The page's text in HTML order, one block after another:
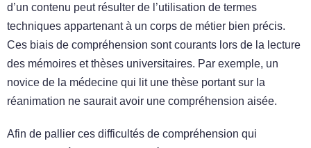
d’un contenu peut résulter de l’utilisation de termes
techniques appartenant à un corps de métier bien précis.
Ces biais de compréhension sont courants lors de la lecture
des mémoires et thèses universitaires. Par exemple, un
novice de la médecine qui lit une thèse portant sur la
réanimation ne saurait avoir une compréhension aisée.
Afin de pallier ces difficultés de compréhension qui